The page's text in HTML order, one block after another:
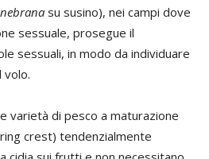
su susino), nei campi dove
sessuale, prosegue il
sessuali, in modo da individuare
volo.
varietà di pesco a maturazione
crest) tendenzialmente